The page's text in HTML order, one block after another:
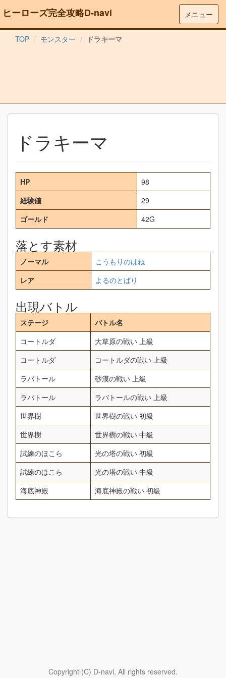
メニュー
ヒーローズ完全攻略D-navi
TOP モンスター ドラキーマ
ドラキーマ
HP
98
経験値
29
ゴールド
42G
落とす素材
ノーマル
こうもりのはね
レア
よるのとばり
出現バトル
ステージ
バトル名
コートルダ
大草原の戦い 上級
コートルダ
コートルダの戦い 上級
ラバトール
砂漠の戦い 上級
ラバトール
ラバトールの戦い 上級
世界樹
世界樹の戦い 初級
世界樹
世界樹の戦い 中級
試練のほこら
光の塔の戦い 初級
試練のほこら
光の塔の戦い 中級
海底神殿
海底神殿の戦い 初級
Copyright (C) D-navi, All rights reserved.